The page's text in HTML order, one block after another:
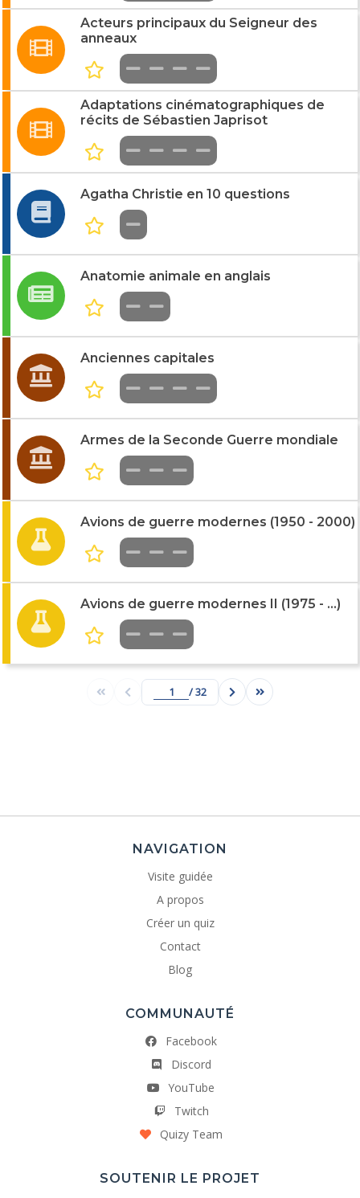
Acteurs principaux du Seigneur des
anneaux
Adaptations cinématographiques de
récits de Sébastien Japrisot
Agatha Christie en 10 questions
Anatomie animale en anglais
Anciennes capitales
Armes de la Seconde Guerre mondiale
Avions de guerre modernes (1950 - 2000)
Avions de guerre modernes II (1975 - ...)
/ 32
NAVIGATION
Visite guidée
A propos
Créer un quiz
Contact
Blog
COMMUNAUTÉ
Facebook
Discord
YouTube
Twitch
Quizy Team
SOUTENIR LE PROJET